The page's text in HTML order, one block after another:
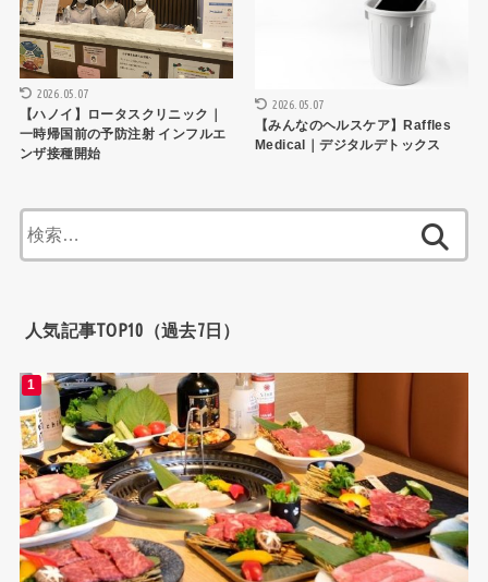
2026.05.07
【ハノイ】ロータスクリニック｜
一時帰国前の予防注射 インフルエ
ンザ接種開始
2026.05.07
【みんなのヘルスケア】Raffles
Medical｜デジタルデトックス
索:
人気記事TOP10（過去7日）